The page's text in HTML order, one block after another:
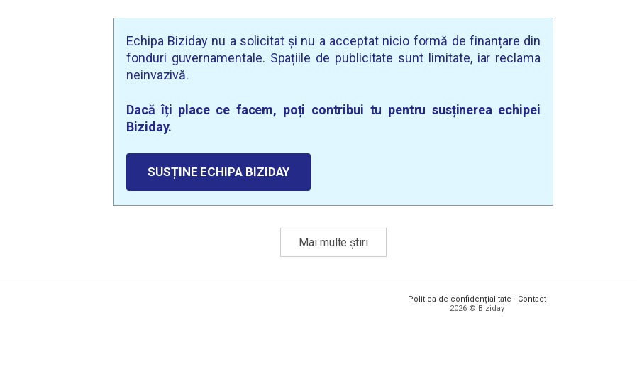
Echipa Biziday nu a solicitat și nu a acceptat nicio formă de finanțare din
fonduri guvernamentale. Spațiile de publicitate sunt limitate, iar reclama
neinvazivă.
Dacă îți place ce facem, poți contribui tu pentru susținerea echipei
Biziday.
SUSȚINE ECHIPA BIZIDAY
Mai multe știri
Politica de confidențialitate · Contact
2026 © Biziday